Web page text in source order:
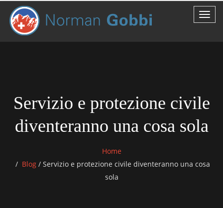
Servizio e protezione civile
diventeranno una cosa sola
Home
Blog / Servizio e protezione civile diventeranno una cosa
sola